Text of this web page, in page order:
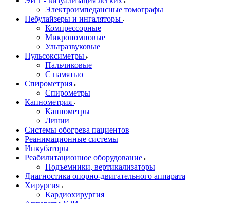
Электроимпедансные томографы
Небулайзеры и ингаляторы
Компрессорные
Микропомповые
Ультразвуковые
Пульсоксиметры
Пальчиковые
С памятью
Спирометрия
Спирометры
Капнометрия
Капнометры
Линии
Системы обогрева пациентов
Реанимационные системы
Инкубаторы
Реабилитационное оборудование
Подъемники, вертикализаторы
Диагностика опорно-двигательного аппарата
Хирургия
Кардиохирургия